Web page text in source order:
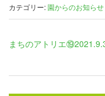
カテゴリー:園からのお知らせ
まちのアトリエ